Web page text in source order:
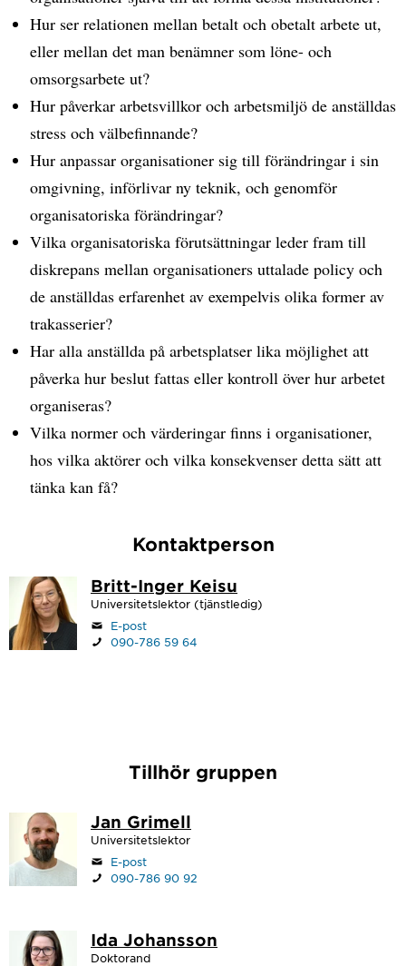
Hur ser relationen mellan betalt och obetalt arbete ut,
eller mellan det man benämner som löne- och
omsorgsarbete ut?
Hur påverkar arbetsvillkor och arbetsmiljö de anställdas
stress och välbefinnande?
Hur anpassar organisationer sig till förändringar i sin
omgivning, införlivar ny teknik, och genomför
organisatoriska förändringar?
Vilka organisatoriska förutsättningar leder fram till
diskrepans mellan organisationers uttalade policy och
de anställdas erfarenhet av exempelvis olika former av
trakasserier?
Har alla anställda på arbetsplatser lika möjlighet att
påverka hur beslut fattas eller kontroll över hur arbetet
organiseras?
Vilka normer och värderingar finns i organisationer,
hos vilka aktörer och vilka konsekvenser detta sätt att
tänka kan få?
Kontaktperson
Britt-Inger Keisu
Universitetslektor (tjänstledig)
E-post
090-786 59 64
Tillhör gruppen
Jan Grimell
Universitetslektor
E-post
090-786 90 92
Ida Johansson
Doktorand